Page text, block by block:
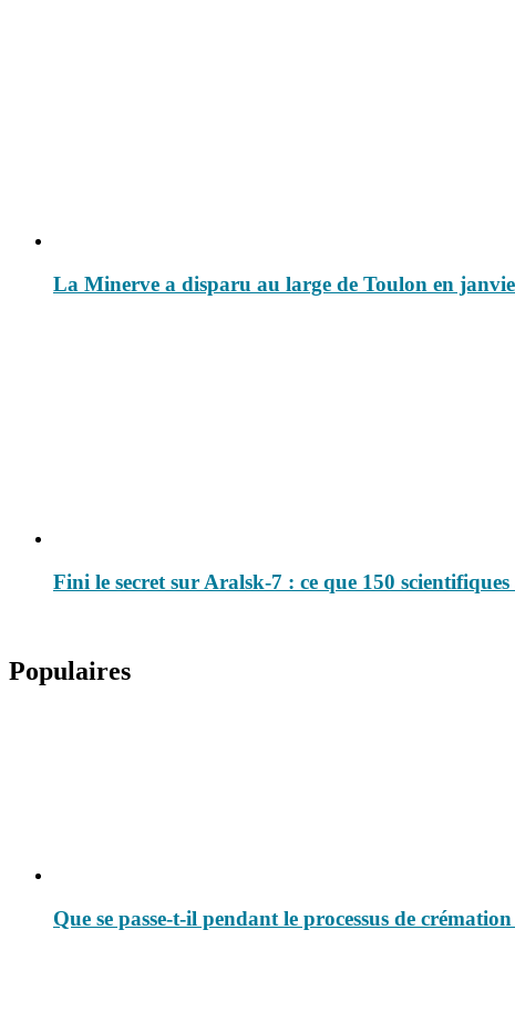
La Minerve a disparu au large de Toulon en
Fini le secret sur Aralsk-7 : ce que 150
Populaires
Que se passe-t-il pendant le processus de crémation